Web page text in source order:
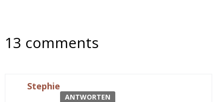
13 comments
Stephie
ANTWORTEN